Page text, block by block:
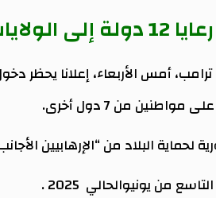
المتحدة
من 7 دول أخرى.
البلاد من “الإرهابيين
من يونيوالحالي 2025 .